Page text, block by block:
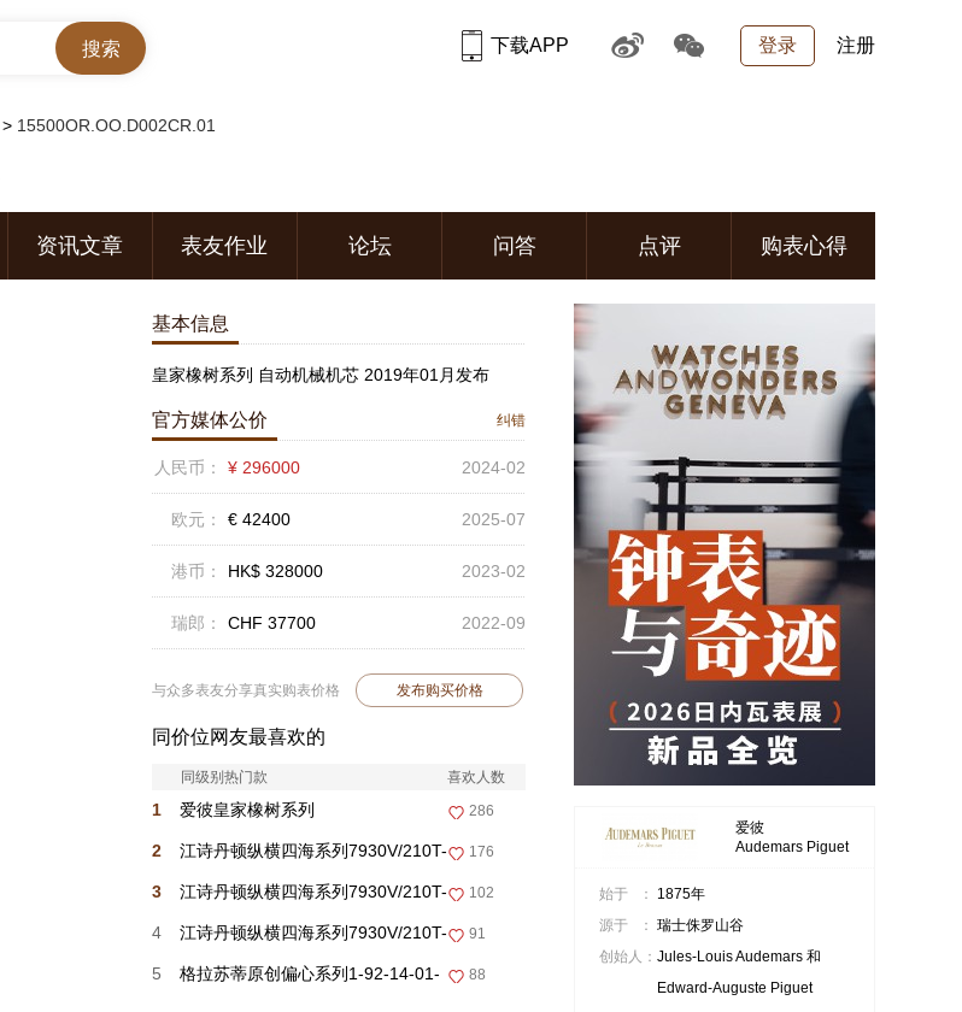
登录 注册
下载APP
> 15500OR.OO.D002CR.01
资讯文章 表友作业 论坛 问答 点评 购表心得
基本信息
皇家橡树系列 自动机械机芯 2019年01月发布
官方媒体公价 纠错
人民币： ¥ 296000 2024-02
欧元： € 42400 2025-07
港币： HK$ 328000 2023-02
瑞郎： CHF 37700 2022-09
与众多表友分享真实购表价格 发布购买价格
同价位网友最喜欢的
同级别热门款 喜欢人数
1 爱彼皇家橡树系列
26450ST.OO.1356ST.01-B
286
2 江诗丹顿纵横四海系列7930V/210T-
H074
176
3 江诗丹顿纵横四海系列7930V/210T-
H075
102
4 江诗丹顿纵横四海系列7930V/210T-
H073
91
5 格拉苏蒂原创偏心系列1-92-14-01- 88
爱彼
Audemars Piguet
始于 ：
1875年
源于 ： 瑞士侏罗山谷
创始人： Jules-Louis Audemars 和
Edward-Auguste Piguet